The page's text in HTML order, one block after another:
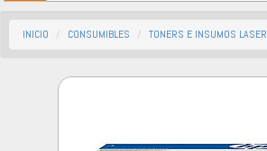
INICIO CONSUMIBLES TONERS E INSUMOS LASER